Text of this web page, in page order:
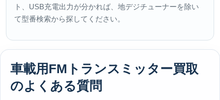
ト、USB充電出力が分かれば、地デジチューナーを除い
て型番検索から探してください。
車載用FMトランスミッター買取
のよくある質問